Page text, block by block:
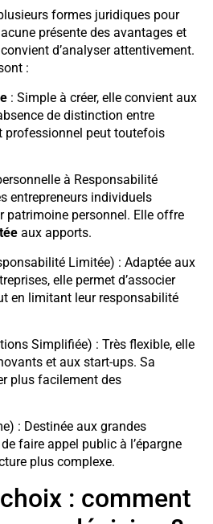
formes juridiques pour
présente des avantages et
d’analyser attentivement.
:
: Simple à créer, elle convient aux
de distinction entre
professionnel peut toutefois
à Responsabilité
entrepreneurs individuels
patrimoine personnel. Elle offre
aux apports.
Limitée) : Adaptée aux
elle permet d’associer
en limitant leur responsabilité
Simplifiée) : Très flexible, elle
et aux start-ups. Sa
plus facilement des
: Destinée aux grandes
faire appel public à l’épargne
plus complexe.
: comment